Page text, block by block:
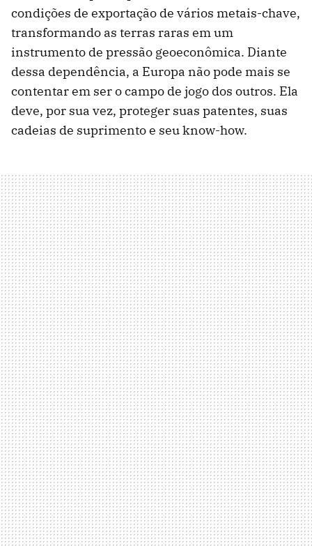
condições de exportação de vários metais-chave,
transformando as terras raras em um
instrumento de pressão geoeconômica. Diante
dessa dependência, a Europa não pode mais se
contentar em ser o campo de jogo dos outros. Ela
deve, por sua vez, proteger suas patentes, suas
cadeias de suprimento e seu know-how.